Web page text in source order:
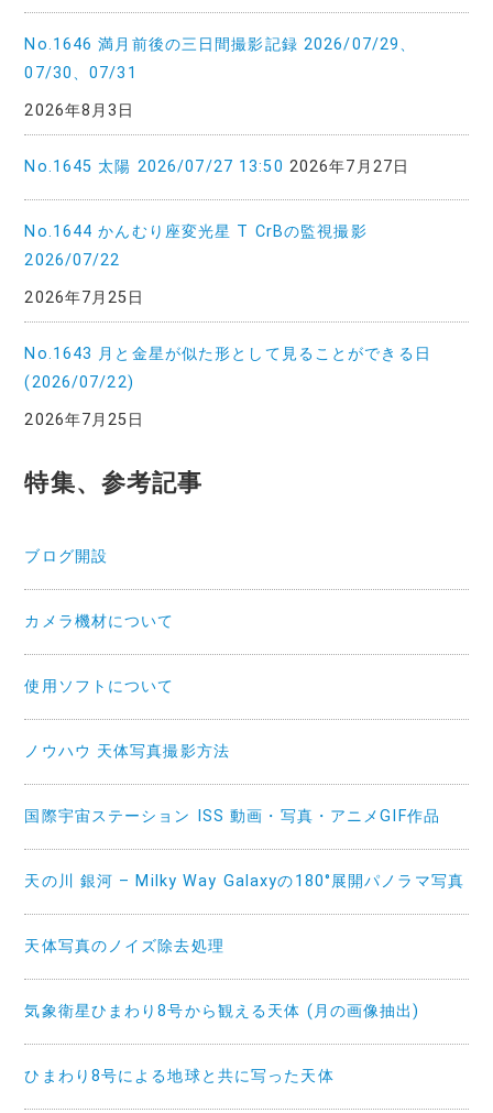
No.1646 満月前後の三日間撮影記録 2026/07/29、
07/30、07/31
2026年8月3日
No.1645 太陽 2026/07/27 13:50 2026年7月27日
No.1644 かんむり座変光星 T CrBの監視撮影
2026/07/22
2026年7月25日
No.1643 月と金星が似た形として見ることができる日
(2026/07/22)
2026年7月25日
特集、参考記事
ブログ開設
カメラ機材について
使用ソフトについて
ノウハウ 天体写真撮影方法
国際宇宙ステーション ISS 動画・写真・アニメGIF作品
天の川 銀河 – Milky Way Galaxyの180°展開パノラマ写真
天体写真のノイズ除去処理
気象衛星ひまわり8号から観える天体 (月の画像抽出)
ひまわり8号による地球と共に写った天体